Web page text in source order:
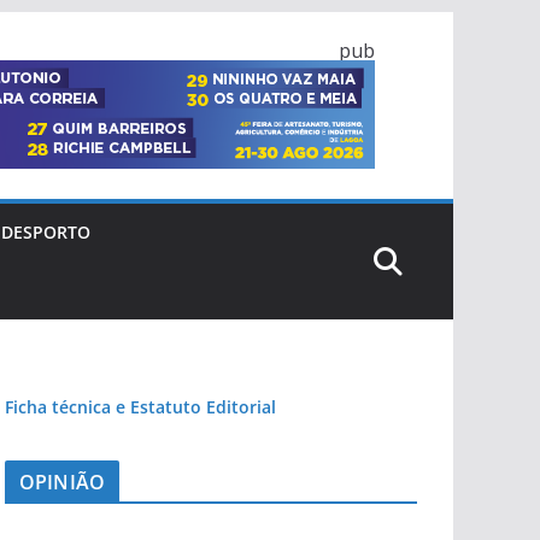
pub
DESPORTO
Ficha técnica e Estatuto Editorial
OPINIÃO